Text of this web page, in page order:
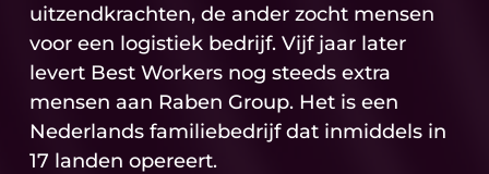
uitzendkrachten, de ander zocht mensen
voor een logistiek bedrijf. Vijf jaar later
levert Best Workers nog steeds extra
mensen aan Raben Group. Het is een
Nederlands familiebedrijf dat inmiddels in
17 landen opereert.